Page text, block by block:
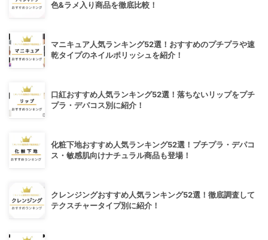
色&ラメ入り商品を徹底比較！
マニキュア人気ランキング52選！おすすめのプチプラや速
乾タイプのネイルポリッシュを紹介！
口紅おすすめ人気ランキング52選！落ちないリップをプチ
プラ・デパコス別に紹介！
化粧下地おすすめ人気ランキング52選！プチプラ・デパコ
ス・敏感肌向けナチュラル商品も登場！
クレンジングおすすめ人気ランキング52選！徹底調査して
テクスチャータイプ別に紹介！